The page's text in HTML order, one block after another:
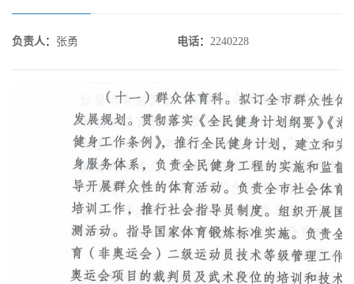
负责人： 张勇 电话： 2240228